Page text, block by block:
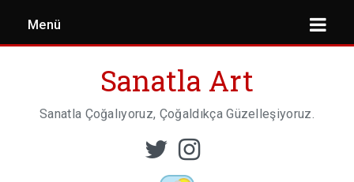
Menü
Sanatla Art
Sanatla Çoğalıyoruz, Çoğaldıkça Güzelleşiyoruz.